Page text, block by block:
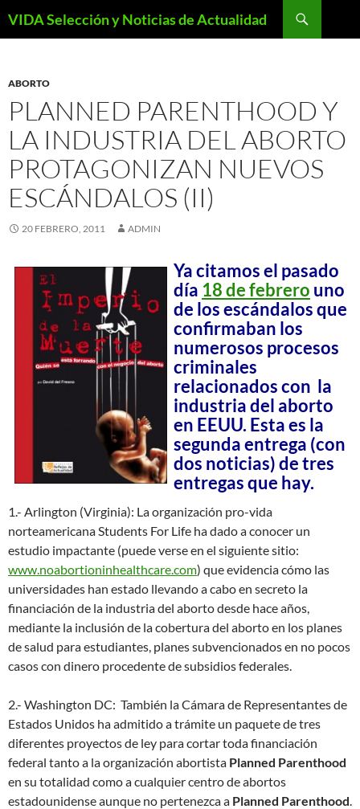
VIDA Selección y Noticias de Actualidad
ABORTO
PLANNED PARENTHOOD Y
LA INDUSTRIA DEL ABORTO
PROTAGONIZAN NUEVOS
ESCÁNDALOS (II)
20 FEBRERO, 2011 ADMIN
Ya citamos el pasado
día 18 de febrero uno
de los escándalos que
confirmaban los
numerosos procesos
criminales
relacionados con la
industria del aborto
en EEUU. Esta es la
segunda entrega (con
dos noticias) de tres
entregas que hay.
1.- Arlington (Virginia): La organización pro-vida
norteamericana Students For Life ha dado a conocer un
estudio impactante (puede verse en el siguiente sitio:
www.noabortioninhealthcare.com) que evidencia cómo las
universidades han estado llevando a cabo en secreto la
financiación de la industria del aborto desde hace años,
mediante la inclusión de la cobertura del aborto en los planes
de salud para estudiantes, planes subvencionados en no pocos
casos con dinero procedente de subsidios federales.
2.- Washington DC: También la Cámara de Representantes de
Estados Unidos ha admitido a trámite un paquete de tres
diferentes proyectos de ley para cortar toda financiación
federal tanto a la organización abortista Planned Parenthood
en su totalidad como a cualquier centro de abortos
estadounidense aunque no pertenezca a Planned Parenthood.